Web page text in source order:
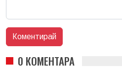
0 КОМЕНТАРА